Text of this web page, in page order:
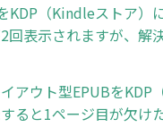
KDP（Kindleストア）
回表示されますが、解
アウト型EPUBをKDP
ると1ページ目が欠け